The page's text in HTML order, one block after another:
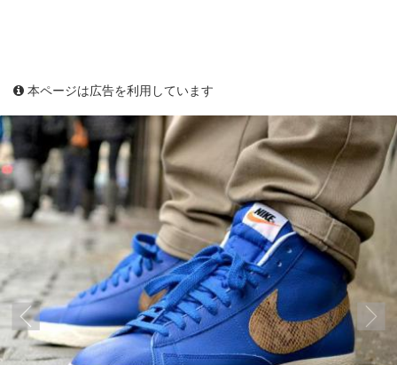
本ページは広告を利用しています